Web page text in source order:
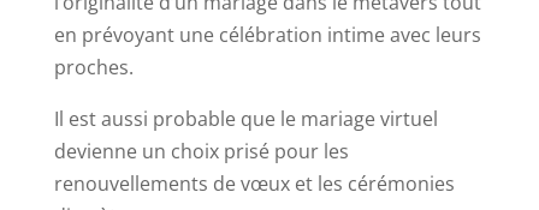
en prévoyant une célébration intime avec leurs
proches.
Il est aussi probable que le mariage virtuel
devienne un choix prisé pour les
renouvellements de vœux et les cérémonies